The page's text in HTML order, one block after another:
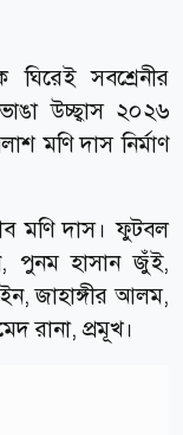
সবশ্রেনীর
উচ্ছ্বাস ২০২৬
মণি দাস নির্মাণ
মণি দাস। ফুটবল
পুনম হাসান জুঁই,
জাহাঙ্গীর আলম,
রানা, প্রমূখ।